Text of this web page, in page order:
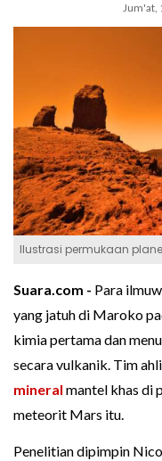
Jum'at,
Ilustrasi permukaan
Suara.com - Para
yang jatuh di Maroko
kimia pertama dan
secara vulkanik. Tim
mineral mantel khas di
meteorit Mars itu.
Penelitian dipimpin